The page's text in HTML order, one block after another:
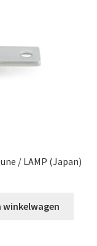
/ LAMP (Japan)
winkelwagen